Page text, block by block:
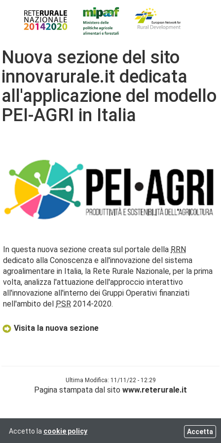
Nuova sezione del sito
innovarurale.it dedicata
all'applicazione del modello
PEI-AGRI in Italia
In questa nuova sezione creata sul portale della RRN
dedicato alla Conoscenza e all'innovazione del sistema
agroalimentare in Italia, la Rete Rurale Nazionale, per la prima
volta, analizza l'attuazione dell'approccio interattivo
all'innovazione all'interno dei Gruppi Operativi finanziati
nell'ambito del PSR 2014-2020.
Visita la nuova sezione
Ultima Modifica: 11/11/22 - 12:29
Pagina stampata dal sito www.reterurale.it
Accetto la cookie policy Accetta